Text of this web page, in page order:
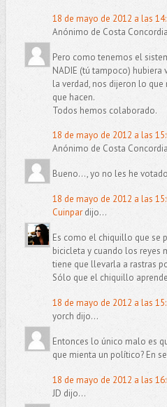
18 de mayo de 2012 a las
Anónimo de Costa
Pero como tenemos el
NADIE (tú tampoco)
la verdad, nos dijeron lo
que hacen.
Todos hemos colaborado.
18 de mayo de 2012 a las
Anónimo de Costa
Bueno..., yo no les he
18 de mayo de 2012 a las
Cuinpardijo...
Es como el chiquillo que se
bicicleta y cuando los reyes
tiene que llevarla a rastras
Sólo que el chiquillo
18 de mayo de 2012 a las
yorch dijo...
Entonces lo único malo es
que mienta un político? En
18 de mayo de 2012 a las
JD dijo...